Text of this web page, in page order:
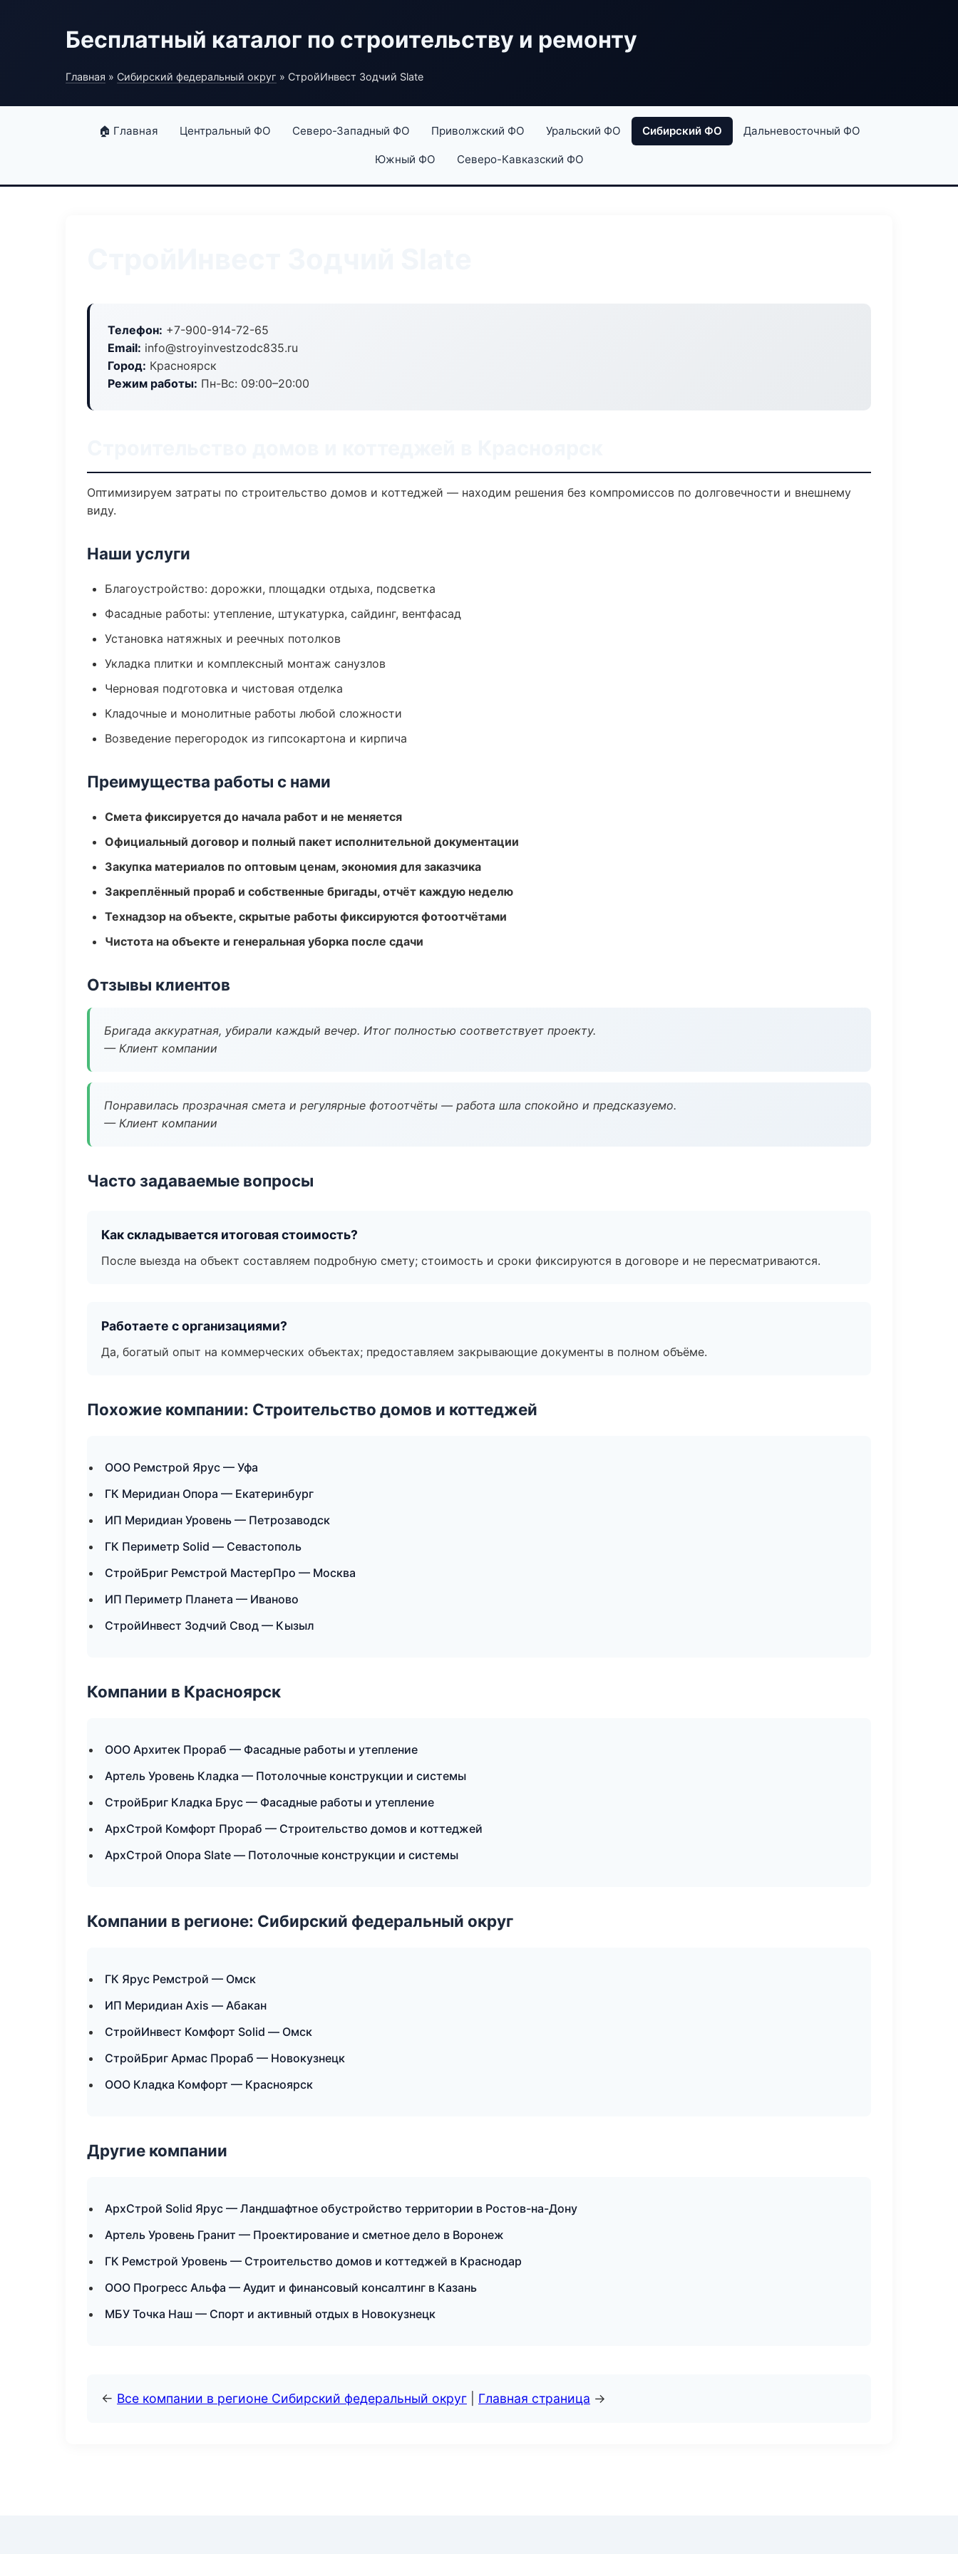
Бесплатный каталог по строительству и ремонту
Главная » Сибирский федеральный округ » СтройИнвест Зодчий Slate
🏠 Главная Центральный ФО Северо-Западный ФО Приволжский ФО Уральский ФО Сибирский ФО Дальневосточный ФО
Южный ФО Северо-Кавказский ФО
Телефон: +7-900-914-72-65
Email: info@stroyinvestzodc835.ru
Город: Красноярск
Режим работы: Пн-Вс: 09:00–20:00
Оптимизируем затраты по строительство домов и коттеджей — находим решения без компромиссов по долговечности и внешнему
виду.
Наши услуги
Благоустройство: дорожки, площадки отдыха, подсветка
Фасадные работы: утепление, штукатурка, сайдинг, вентфасад
Установка натяжных и реечных потолков
Укладка плитки и комплексный монтаж санузлов
Черновая подготовка и чистовая отделка
Кладочные и монолитные работы любой сложности
Возведение перегородок из гипсокартона и кирпича
Преимущества работы с нами
Смета фиксируется до начала работ и не меняется
Официальный договор и полный пакет исполнительной документации
Закупка материалов по оптовым ценам, экономия для заказчика
Закреплённый прораб и собственные бригады, отчёт каждую неделю
Технадзор на объекте, скрытые работы фиксируются фотоотчётами
Чистота на объекте и генеральная уборка после сдачи
Отзывы клиентов
Бригада аккуратная, убирали каждый вечер. Итог полностью соответствует проекту.
— Клиент компании
Понравилась прозрачная смета и регулярные фотоотчёты — работа шла спокойно и предсказуемо.
— Клиент компании
Часто задаваемые вопросы
Как складывается итоговая стоимость?
После выезда на объект составляем подробную смету; стоимость и сроки фиксируются в договоре и не пересматриваются.
Работаете с организациями?
Да, богатый опыт на коммерческих объектах; предоставляем закрывающие документы в полном объёме.
Похожие компании: Строительство домов и коттеджей
ООО Ремстрой Ярус — Уфа
ГК Меридиан Опора — Екатеринбург
ИП Меридиан Уровень — Петрозаводск
ГК Периметр Solid — Севастополь
СтройБриг Ремстрой МастерПро — Москва
ИП Периметр Планета — Иваново
СтройИнвест Зодчий Свод — Кызыл
Компании в Красноярск
ООО Архитек Прораб — Фасадные работы и утепление
Артель Уровень Кладка — Потолочные конструкции и системы
СтройБриг Кладка Брус — Фасадные работы и утепление
АрхСтрой Комфорт Прораб — Строительство домов и коттеджей
АрхСтрой Опора Slate — Потолочные конструкции и системы
Компании в регионе: Сибирский федеральный округ
ГК Ярус Ремстрой — Омск
ИП Меридиан Axis — Абакан
СтройИнвест Комфорт Solid — Омск
СтройБриг Армас Прораб — Новокузнецк
ООО Кладка Комфорт — Красноярск
Другие компании
АрхСтрой Solid Ярус — Ландшафтное обустройство территории в Ростов-на-Дону
Артель Уровень Гранит — Проектирование и сметное дело в Воронеж
ГК Ремстрой Уровень — Строительство домов и коттеджей в Краснодар
ООО Прогресс Альфа — Аудит и финансовый консалтинг в Казань
МБУ Точка Наш — Спорт и активный отдых в Новокузнецк
← Все компании в регионе Сибирский федеральный округ Главная страница →